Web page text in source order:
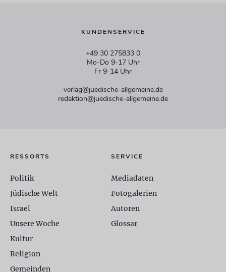
KUNDENSERVICE
+49 30 275833 0
Mo-Do 9-17 Uhr
Fr 9-14 Uhr
verlag@juedische-allgemeine.de
redaktion@juedische-allgemeine.de
RESSORTS
Politik
Jüdische Welt
Israel
Unsere Woche
Kultur
Religion
Gemeinden
SERVICE
Mediadaten
Fotogalerien
Autoren
Glossar